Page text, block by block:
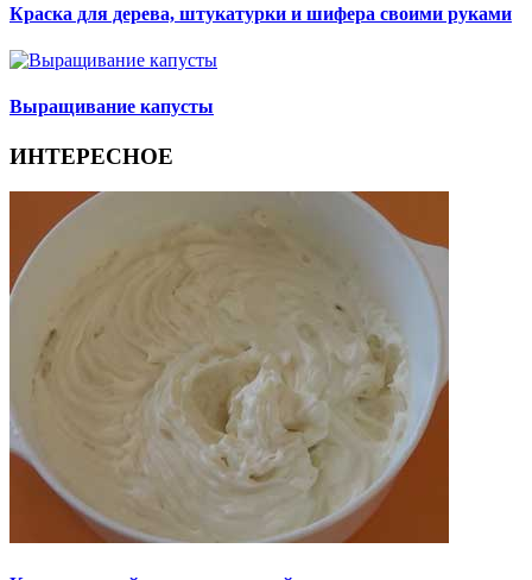
Краска для дерева, штукатурки и шифера своими руками
Выращивание капусты
ИНТЕРЕСНОЕ